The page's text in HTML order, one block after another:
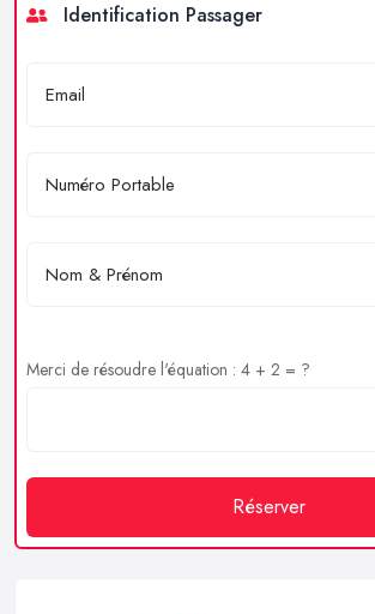
Identification Passager
Merci de résoudre l'équation : 4 + 2 = ?
Réserver